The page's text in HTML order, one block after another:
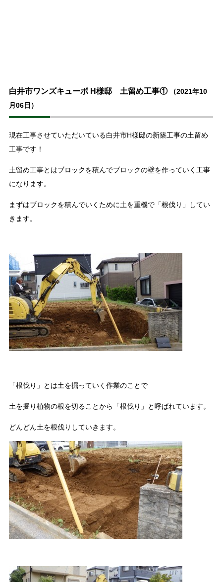
白井市ワンズキューボ H様邸 土留め工事①
（2021年10
月06日）
現在工事させていただいている白井市H様邸の新築工事の土留め
工事です！
土留め工事とはブロックを積んでブロックの壁を作っていく工事
になります。
まずはブロックを積んでいくために土を重機で「根伐り」してい
きます。
「根伐り」とは土を掘っていく作業のことで
土を掘り植物の根を切ることから「根伐り」と呼ばれています。
どんどん土を根伐りしていきます。